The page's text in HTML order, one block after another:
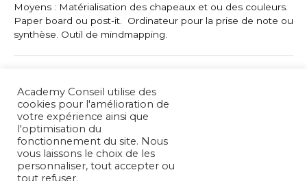
Moyens : Matérialisation des chapeaux et ou des couleurs.
Paper board ou post-it. Ordinateur pour la prise de note ou
synthèse. Outil de mindmapping.
Rechercher :
Revoir le consentement
Academy Conseil utilise des
cookies pour l'amélioration de
votre expérience ainsi que
l'optimisation du
fonctionnement du site. Nous
vous laissons le choix de les
personnaliser, tout accepter ou
tout refuser.